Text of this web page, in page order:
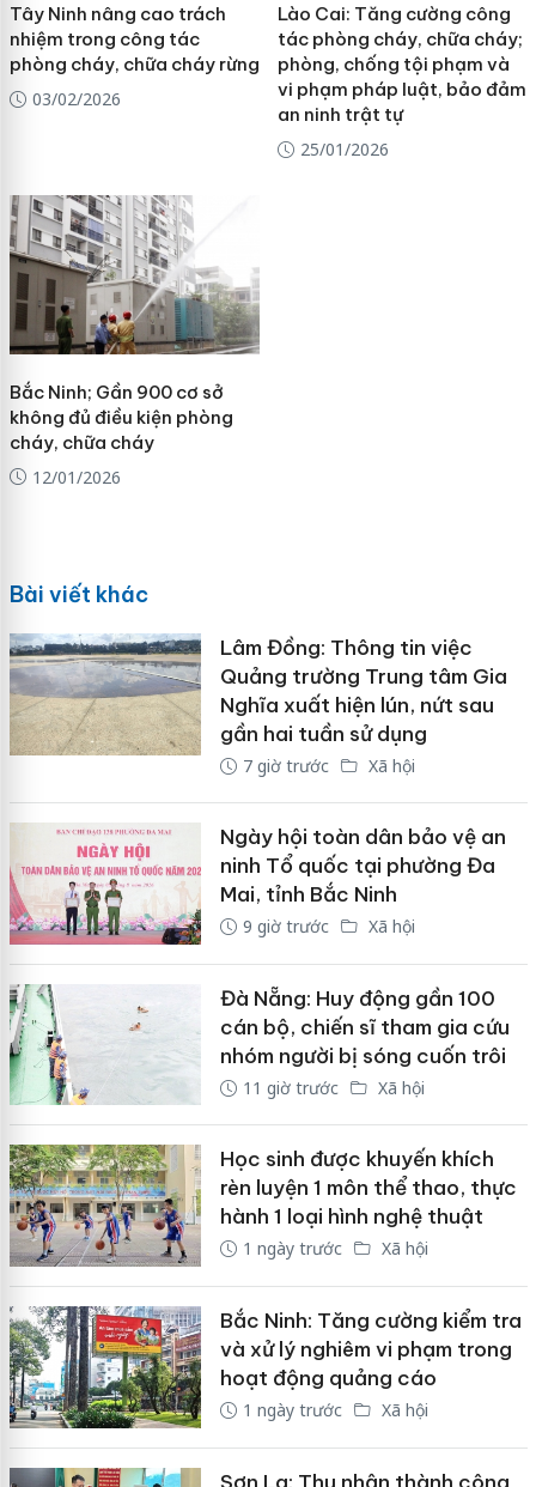
Tây Ninh nâng cao trách
nhiệm trong công tác
phòng cháy, chữa cháy rừng
03/02/2026
Lào Cai: Tăng cường công
tác phòng cháy, chữa cháy;
phòng, chống tội phạm và
vi phạm pháp luật, bảo đảm
an ninh trật tự
25/01/2026
Bắc Ninh; Gần 900 cơ sở
không đủ điều kiện phòng
cháy, chữa cháy
12/01/2026
Bài viết khác
Lâm Đồng: Thông tin việc
Quảng trường Trung tâm Gia
Nghĩa xuất hiện lún, nứt sau
gần hai tuần sử dụng
7 giờ trước Xã hội
Ngày hội toàn dân bảo vệ an
ninh Tổ quốc tại phường Đa
Mai, tỉnh Bắc Ninh
9 giờ trước Xã hội
Đà Nẵng: Huy động gần 100
cán bộ, chiến sĩ tham gia cứu
nhóm người bị sóng cuốn trôi
11 giờ trước Xã hội
Học sinh được khuyến khích
rèn luyện 1 môn thể thao, thực
hành 1 loại hình nghệ thuật
1 ngày trước Xã hội
Bắc Ninh: Tăng cường kiểm tra
và xử lý nghiêm vi phạm trong
hoạt động quảng cáo
1 ngày trước Xã hội
Sơn La: Thu nhận thành công